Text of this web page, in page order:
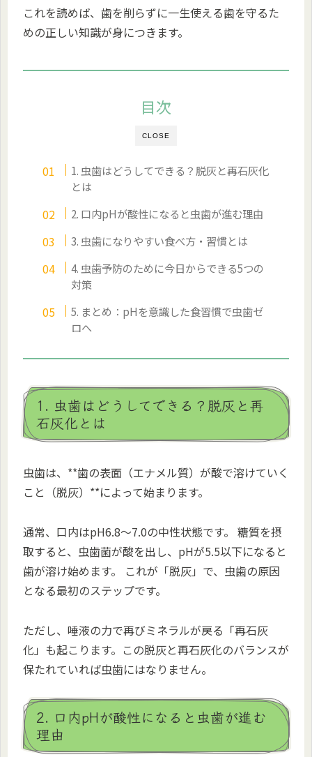
これを読めば、歯を削らずに一生使える歯を守るた
めの正しい知識が身につきます。
CLOSE
目次
1. 虫歯はどうしてできる？脱灰と再石灰化
とは
2. 口内pHが酸性になると虫歯が進む理由
3. 虫歯になりやすい食べ方・習慣とは
4. 虫歯予防のために今日からできる5つの
対策
5. まとめ：pHを意識した食習慣で虫歯ゼ
ロへ
1. 虫歯はどうしてできる？脱灰と再
石灰化とは
虫歯は、**歯の表面（エナメル質）が酸で溶けていく
こと（脱灰）**によって始まります。
通常、口内はpH6.8〜7.0の中性状態です。 糖質を摂
取すると、虫歯菌が酸を出し、pHが5.5以下になると
歯が溶け始めます。 これが「脱灰」で、虫歯の原因
となる最初のステップです。
ただし、唾液の力で再びミネラルが戻る「再石灰
化」も起こります。この脱灰と再石灰化のバランスが
保たれていれば虫歯にはなりません。
2. 口内pHが酸性になると虫歯が進む
理由